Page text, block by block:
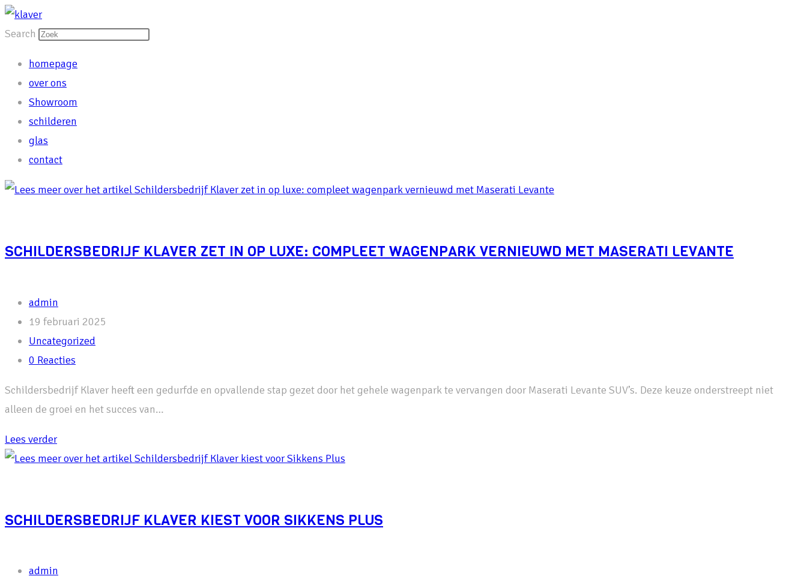
Ga
naar
inhoud
Search
homepage
over ons
Showroom
schilderen
glas
contact
SCHILDERSBEDRIJF KLAVER ZET IN OP LUXE: COMPLEET WAGENPARK VERNIEUWD MET MASERATI LEVANTE
Bericht
auteur:
admin
Bericht
gepubliceerd
op:
19 februari 2025
Berichtcategorie:
Uncategorized
Bericht
0 Reacties
Schildersbedrijf Klaver heeft een gedurfde en opvallende stap gezet door het gehele wagenpark te vervangen door Maserati Levante SUV’s. Deze keuze onderstreept niet
alleen de groei en het succes van…
Lees verderSchildersbedrijf
Klaver
op
wagenpark
SCHILDERSBEDRIJF KLAVER KIEST VOOR SIKKENS PLUS
Bericht
admin